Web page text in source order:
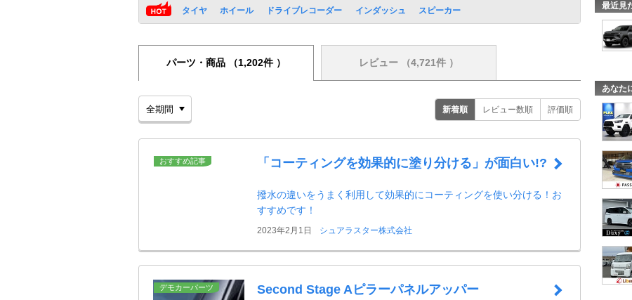
タイヤ ホイール ドライブレコーダー インダッシュ スピーカー
パーツ・商品 （1,202件 ） レビュー （4,721件 ）
新着順 レビュー数順 評価順
おすすめ記事 「コーティングを効果的に塗り分ける」が面白い!?
撥水の違いをうまく利用して効果的にコーティングを使い分ける！お
すすめです！
2023年2月1日 シュアラスター株式会社
デモカーパーツ Second Stage Aピラーパネルアッパー
最近見
あなた